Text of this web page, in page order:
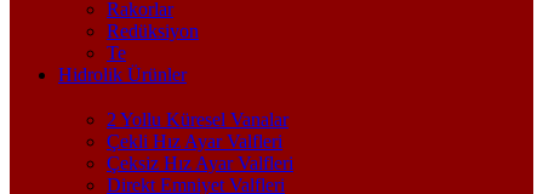
Rakorlar
Redüksiyon
Te
Hidrolik Ürünler
2 Yollu Küresel Vanalar
Çekli Hız Ayar Valfleri
Çeksiz Hız Ayar Valfleri
Direkt Emniyet Valfleri